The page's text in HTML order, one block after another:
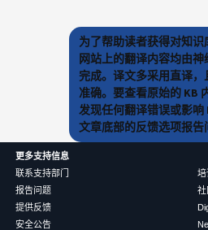
为了帮助读者获得对知
网站上的翻译内容均由
完成。译文多采用直译
准确。要查看原始的 KB
发现任何翻译错误或影响
文章底部的反馈选项报告
更多支持信息
联系支持部门
报告问题
提供反馈
安全公告
培
社